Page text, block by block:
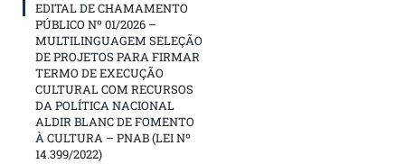
EDITAL DE CHAMAMENTO
PÚBLICO Nº 01/2026 –
MULTILINGUAGEM SELEÇÃO
DE PROJETOS PARA FIRMAR
TERMO DE EXECUÇÃO
CULTURAL COM RECURSOS
DA POLÍTICA NACIONAL
ALDIR BLANC DE FOMENTO
À CULTURA – PNAB (LEI Nº
14.399/2022)